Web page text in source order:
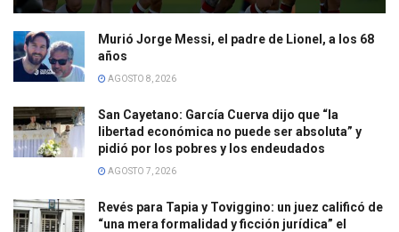
Murió Jorge Messi, el padre de Lionel, a los 68
años
AGOSTO 8, 2026
San Cayetano: García Cuerva dijo que “la
libertad económica no puede ser absoluta” y
pidió por los pobres y los endeudados
AGOSTO 7, 2026
Revés para Tapia y Toviggino: un juez calificó de
“una mera formalidad y ficción jurídica” el